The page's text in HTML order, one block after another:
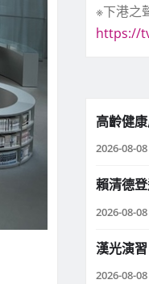
※下港之
https://
高齡健
2026-08-08
賴清德
2026-08-08
漢光演
2026-08-08